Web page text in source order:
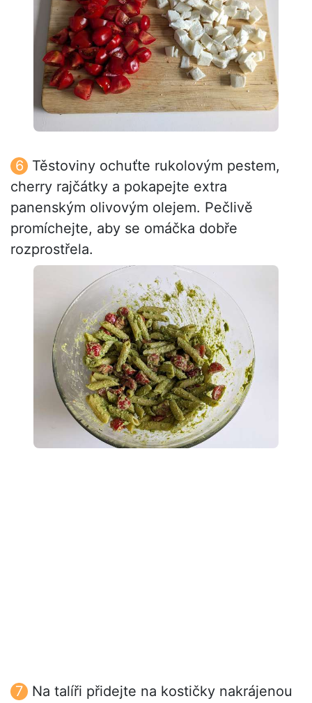
Těstoviny ochuťte rukolovým pestem,
cherry rajčátky a pokapejte extra
panenským olivovým olejem. Pečlivě
promíchejte, aby se omáčka dobře
rozprostřela.
Na talíři přidejte na kostičky nakrájenou